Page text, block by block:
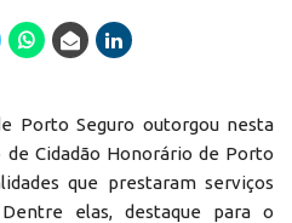
Porto Seguro outorgou nesta
Cidadão Honorário de Porto
que prestaram serviços
elas, destaque para o